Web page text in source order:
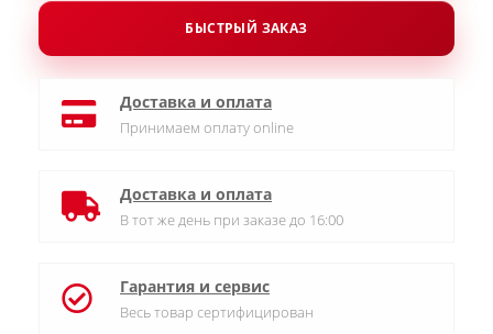
БЫСТРЫЙ ЗАКАЗ
Доставка и оплата
Принимаем оплату online
Доставка и оплата
В тот же день при заказе до 16:00
Гарантия и сервис
Весь товар сертифицирован